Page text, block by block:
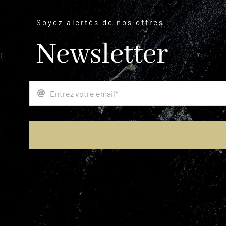
Soyez alertés de nos offres !
Newsletter